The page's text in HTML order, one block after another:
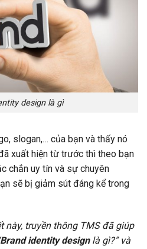
design là gì
slogan,… của bạn và thấy nó
xuất hiện từ trước thì theo bạn
chắn uy tín và sự chuyên
sẽ bị giảm sút đáng kể trong
này, truyền thông TMS đã giúp
Brand identity designlà gì?” và